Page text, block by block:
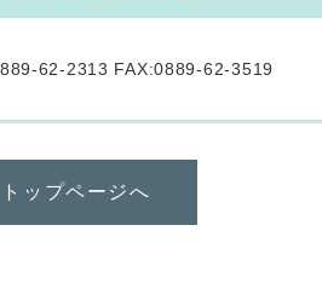
62-2313 FAX:0889-62-3519
トップページへ